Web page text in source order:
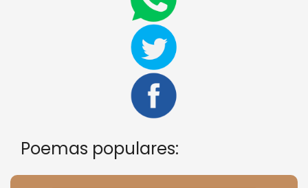
Poemas populares: